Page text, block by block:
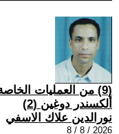
(9) من العمليات
ألكسندر دوغين (2)
نورالدين علاك الاسفي
2026 / 8 / 8